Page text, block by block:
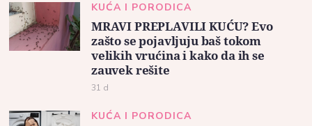
KUĆA I PORODICA
MRAVI PREPLAVILI KUĆU? Evo
zašto se pojavljuju baš tokom
velikih vrućina i kako da ih se
zauvek rešite
31 d
KUĆA I PORODICA